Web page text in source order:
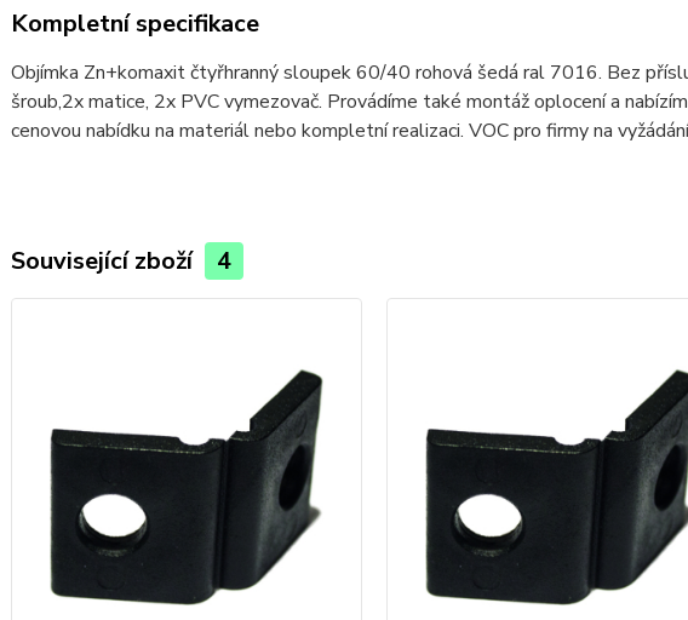
Kompletní specifikace
Objímka Zn+komaxit čtyřhranný sloupek 60/40 rohová šedá ral 7016. Bez
šroub,2x matice, 2x PVC vymezovač. Provádíme také montáž oplocení a
cenovou nabídku na materiál nebo kompletní realizaci. VOC pro firmy na
Související zboží 4